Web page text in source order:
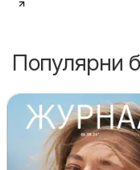
Популярни